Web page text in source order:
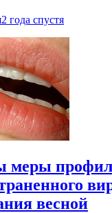
2 года спустя
меры
весной